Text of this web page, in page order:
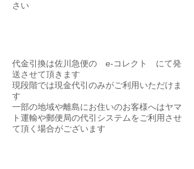
さい
代金引換は佐川急便の e-コレクト にて発
送させて頂きます
​現段階では現金代引のみがご利用いただけま
す
一部の地域や離島にお住いのお客様へはヤマ
ト運輸や郵便局の代引システムをご利用させ
て頂く場合がございます